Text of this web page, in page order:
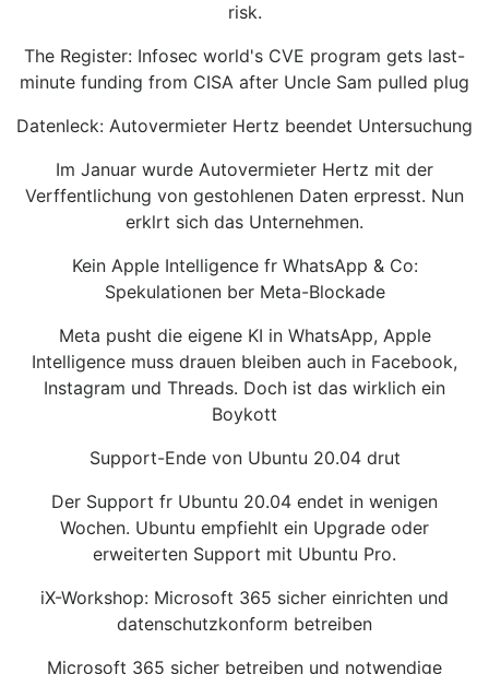
risk.
The Register: Infosec world's CVE program gets last-
minute funding from CISA after Uncle Sam pulled plug
Datenleck: Autovermieter Hertz beendet Untersuchung
Im Januar wurde Autovermieter Hertz mit der
Verffentlichung von gestohlenen Daten erpresst. Nun
erklrt sich das Unternehmen.
Kein Apple Intelligence fr WhatsApp & Co:
Spekulationen ber Meta-Blockade
Meta pusht die eigene KI in WhatsApp, Apple
Intelligence muss drauen bleiben auch in Facebook,
Instagram und Threads. Doch ist das wirklich ein
Boykott
Support-Ende von Ubuntu 20.04 drut
Der Support fr Ubuntu 20.04 endet in wenigen
Wochen. Ubuntu empfiehlt ein Upgrade oder
erweiterten Support mit Ubuntu Pro.
iX-Workshop: Microsoft 365 sicher einrichten und
datenschutzkonform betreiben
Microsoft 365 sicher betreiben und notwendige